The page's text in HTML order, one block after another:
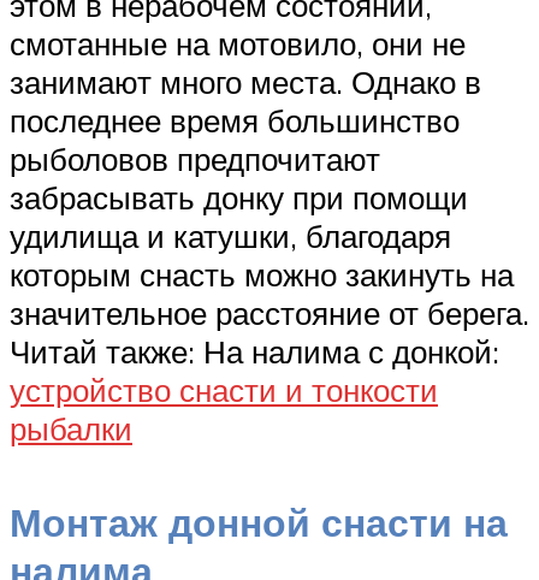
смотанные на мотовило, они не
занимают много места. Однако в
последнее время большинство
рыболовов предпочитают
забрасывать донку при помощи
удилища и катушки, благодаря
которым снасть можно закинуть на
значительное расстояние от берега.
Читай также: На налима с донкой:
устройство снасти и тонкости
рыбалки
Монтаж донной снасти на